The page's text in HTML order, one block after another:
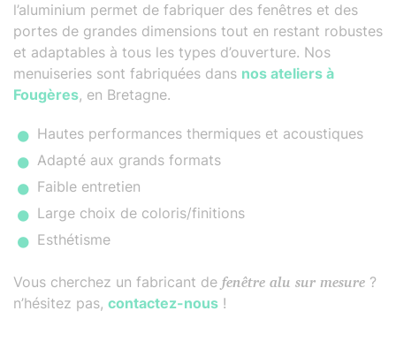
l’aluminium permet de fabriquer des fenêtres et des
portes de grandes dimensions tout en restant robustes
et adaptables à tous les types d’ouverture. Nos
menuiseries sont fabriquées dans nos ateliers à
Fougères, en Bretagne.
Hautes performances thermiques et acoustiques
Adapté aux grands formats
Faible entretien
Large choix de coloris/finitions
Esthétisme
Vous cherchez un fabricant de fenêtre alu sur mesure ?
n’hésitez pas, contactez-nous !